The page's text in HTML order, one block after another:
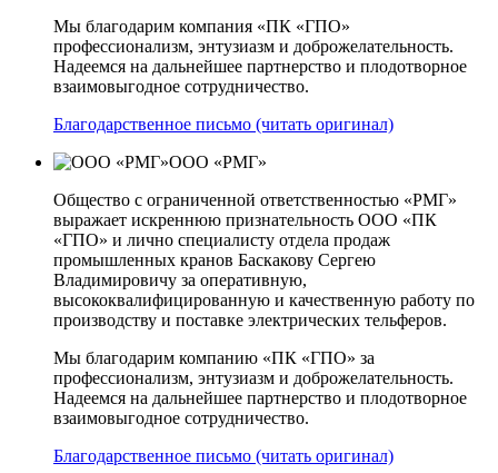
Мы благодарим компания «ПК «ГПО»
профессионализм, энтузиазм и доброжелательность.
Надеемся на дальнейшее партнерство и плодотворное
взаимовыгодное сотрудничество.
Благодарственное письмо (читать оригинал)
ООО «РМГ»
Общество с ограниченной ответственностью «РМГ»
выражает искреннюю признательность ООО «ПК
«ГПО» и лично специалисту отдела продаж
промышленных кранов Баскакову Сергею
Владимировичу за оперативную,
высококвалифицированную и качественную работу по
производству и поставке электрических тельферов.
Мы благодарим компанию «ПК «ГПО» за
профессионализм, энтузиазм и доброжелательность.
Надеемся на дальнейшее партнерство и плодотворное
взаимовыгодное сотрудничество.
Благодарственное письмо (читать оригинал)